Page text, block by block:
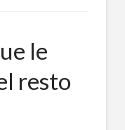
le
resto